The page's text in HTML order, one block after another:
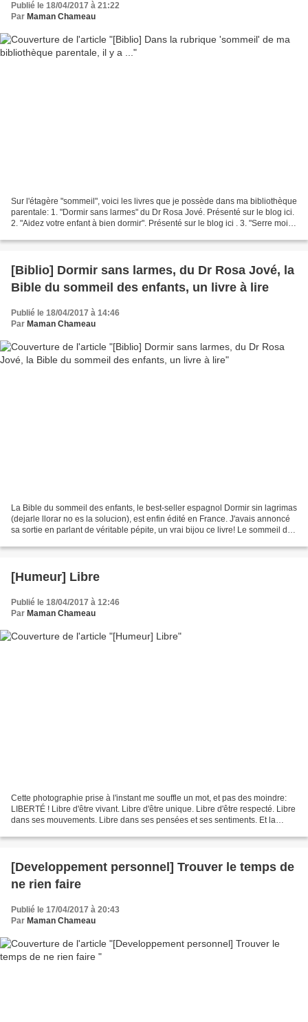
Publié le 18/04/2017 à 21:22
Par Maman Chameau
Sur l'étagère "sommeil", voici les livres que je possède dans ma bibliothèque
parentale: 1. "Dormir sans larmes" du Dr Rosa Jové. Présenté sur le blog ici.
2. "Aidez votre enfant à bien dormir". Présenté sur le blog ici . 3. "Serre moi
[Biblio] Dormir sans larmes, du Dr Rosa Jové, la
Bible du sommeil des enfants, un livre à lire
Publié le 18/04/2017 à 14:46
Par Maman Chameau
La Bible du sommeil des enfants, le best-seller espagnol Dormir sin lagrimas
(dejarle llorar no es la solucion), est enfin édité en France. J'avais annoncé
sa sortie en parlant de véritable pépite, un vrai bijou ce livre! Le sommeil des
[Humeur] Libre
Publié le 18/04/2017 à 12:46
Par Maman Chameau
Cette photographie prise à l'instant me souffle un mot, et pas des moindre:
LIBERTÉ ! Libre d'être vivant. Libre d'être unique. Libre d'être respecté. Libre
dans ses mouvements. Libre dans ses pensées et ses sentiments. Et la
[Developpement personnel] Trouver le temps de
ne rien faire
Publié le 17/04/2017 à 20:43
Par Maman Chameau